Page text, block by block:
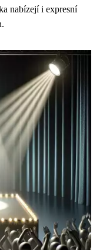
nabízejí i expresní